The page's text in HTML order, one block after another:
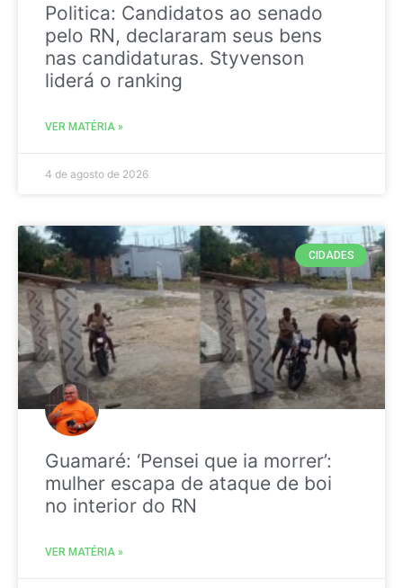
Politica: Candidatos ao senado
pelo RN, declararam seus bens
nas candidaturas. Styvenson
liderá o ranking
VER MATÉRIA »
4 de agosto de 2026
CIDADES
Guamaré: ‘Pensei que ia morrer’:
mulher escapa de ataque de boi
no interior do RN
VER MATÉRIA »